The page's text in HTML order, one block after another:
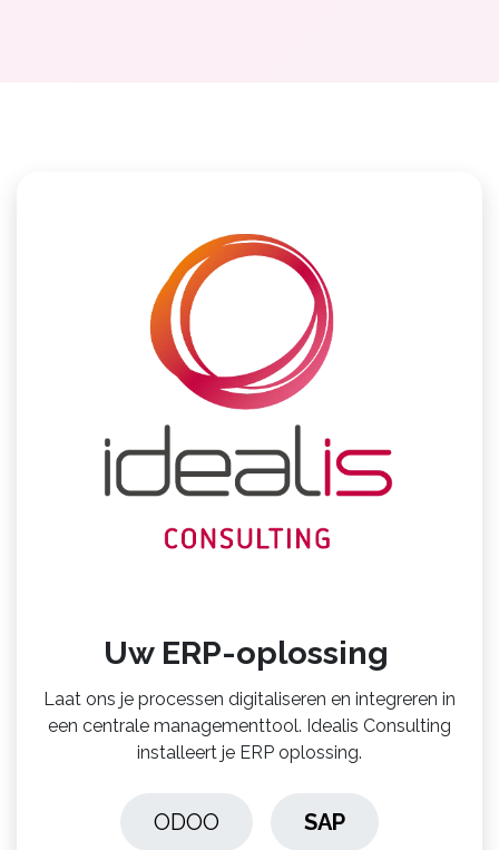
Uw ERP-oplossing
Laat ons je processen digitaliseren en integreren in
een centrale managementtool. Idealis Consulting
installeert je ERP oplossing.
ODOO SAP